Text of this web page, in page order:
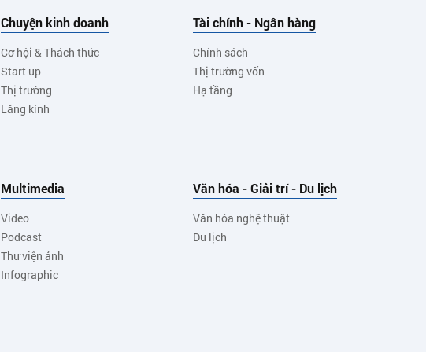
Chuyện kinh doanh
Cơ hội & Thách thức
Start up
Thị trường
Lăng kính
Tài chính - Ngân hàng
Chính sách
Thị trường vốn
Hạ tầng
Multimedia
Video
Podcast
Thư viện ảnh
Infographic
Văn hóa - Giải trí - Du lịch
Văn hóa nghệ thuật
Du lịch